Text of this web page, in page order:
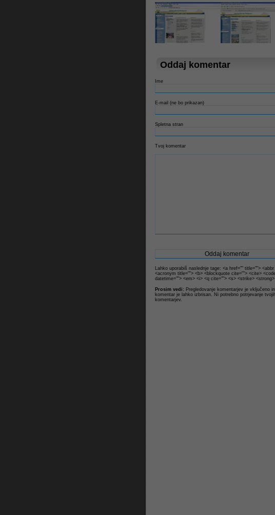
Oddaj komentar
Ime
E-mail (ne bo prikazan)
Spletna stran
Tvoj komentar
Lahko uporabiš naslednje tage: <a href="" title="">
<acronym title=""> <b> <blockquote cite=""> <cite>
datetime=""> <em> <i> <q cite=""> <s> <strike> <strong>
Prosim vedi: Pregledovanje komentarjev je vključeno
komentar je lahko izbrisan. Ni potrebno potrjevanje
komentarjev.